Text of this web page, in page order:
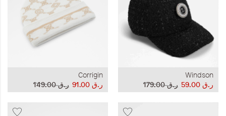
Windson
ر.ق‏ 179.00
ر.ق‏ 59.00
Corrigin
ر.ق‏ 149.00
ر.ق‏ 91.00